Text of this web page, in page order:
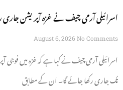
اسرائیلی آرمی چیف نے غزہ آپریشن جاری
August 6, 2026 No Comments
اسرائیلی آرمی چیف نے کہا ہے کہ غزہ میں
تک جاری رکھا جائے گا۔ ان کے مطابق